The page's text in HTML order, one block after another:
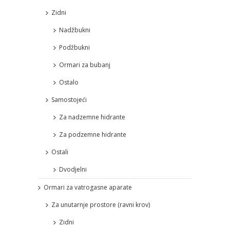
Zidni
Nadžbukni
Podžbukni
Ormari za bubanj
Ostalo
Samostojeći
Za nadzemne hidrante
Za podzemne hidrante
Ostali
Dvodjelni
Ormari za vatrogasne aparate
Za unutarnje prostore (ravni krov)
Zidni